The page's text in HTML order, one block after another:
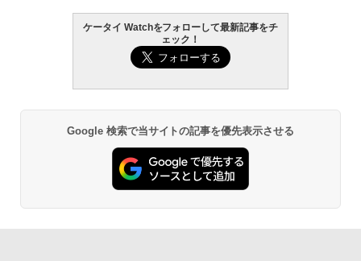
ケータイ Watchをフォローして最新記事をチ
ェック！
Google 検索で当サイトの記事を優先表示させる